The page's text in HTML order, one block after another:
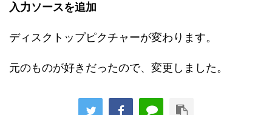
入力ソースを追加
ディスクトップピクチャーが変わります。
元のものが好きだったので、変更しました。